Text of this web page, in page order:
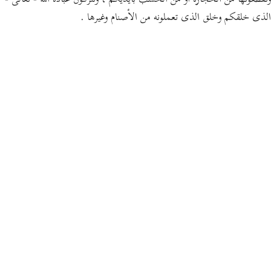
الذى خلقكم وخلق الذى تعملونه من الأصنام وغيرها .